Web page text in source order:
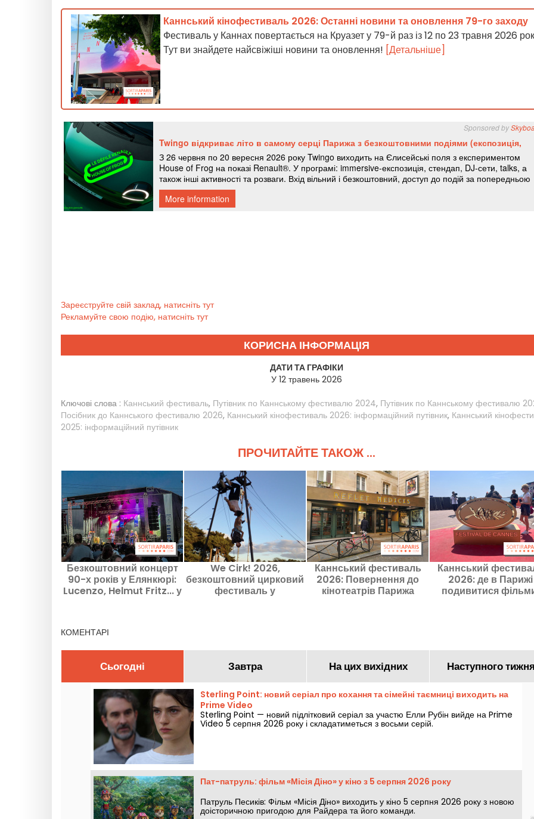
Каннський кінофестиваль 2026: Останні новини та оновлення 79-го заходу
Фестиваль у Каннах повертається на Круазет у 79-й раз із 12 по 23 травня 2026
Тут ви знайдете найсвіжіші новини та оновлення! [Детальніше]
Зареєструйте свій заклад, натисніть тут
Рекламуйте свою подію, натисніть тут
КОРИСНА ІНФОРМАЦІЯ
ДАТИ ТА ГРАФІКИ
У 12 травень 2026
Ключові слова : Каннський фестиваль, Путівник по Каннському фестивалю 2024, Путівник по Каннському фестивалю
Посібник до Каннського фестивалю 2026, Каннський кінофестиваль 2026: інформаційний путівник, Каннський
2025: інформаційний путівник
ПРОЧИТАЙТЕ ТАКОЖ ...
Безкоштовний концерт
90-х років у Елянкюрі:
Lucenzo, Helmut Fritz... у
We Cirk! 2026,
безкоштовний цирковий
фестиваль у
Каннський фестиваль
2026: Повернення до
кінотеатрів Парижа
Каннський
2026: де в Парижі
подивитися
КОМЕНТАРІ
Сьогодні Завтра На цих вихідних Наступного
Sterling Point: новий серіал про кохання та сімейні таємниці виходить на
Prime Video
Sterling Point — новий підлітковий серіал за участю Елли Рубін вийде на Prime
Video 5 серпня 2026 року і складатиметься з восьми серій.
Пат-патруль: фільм «Місія Діно» у кіно з 5 серпня 2026 року
Патруль Песиків: Фільм «Місія Діно» виходить у кіно 5 серпня 2026 року з новою
доісторичною пригодою для Райдера та його команди.